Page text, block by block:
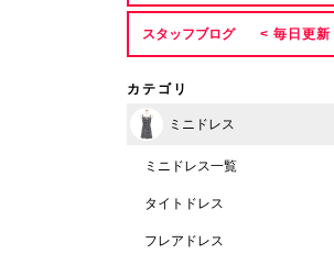
スタッフブログ
カテゴリ
ミニドレス
ミニドレス一覧
タイトドレス
フレアドレス